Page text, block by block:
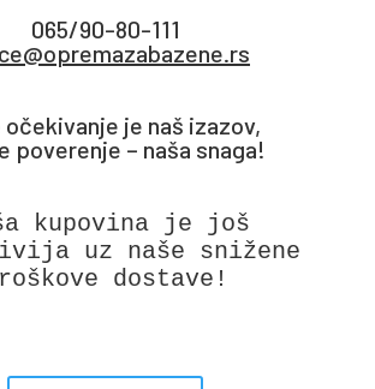
065/90-80-111
očekivanje je naš izazov,
poverenje – naša snaga!
kupovina je još
uz naše snižene
dostave!